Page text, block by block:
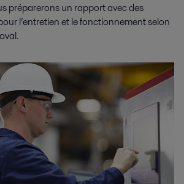
préparerons un rapport avec des
l’entretien et le fonctionnement selon